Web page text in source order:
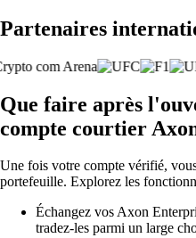
Partenaires
Que faire après
compte courtier
Une fois votre compte vérifié,
portefeuille. Explorez les
Échangez vos Axon
tradez-les parmi un large